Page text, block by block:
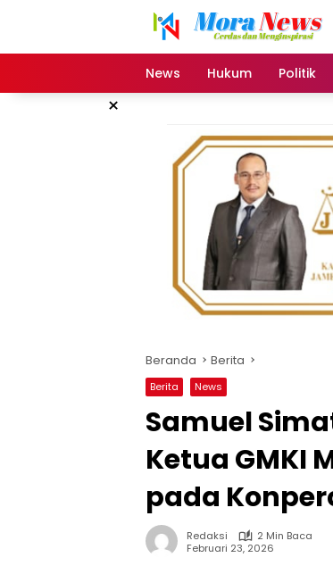
News Hukum Politik
×
Beranda Berita
Berita News
Samuel
Ketua GMKI
pada
Redaksi
2 Min Baca
Februari 23, 2026